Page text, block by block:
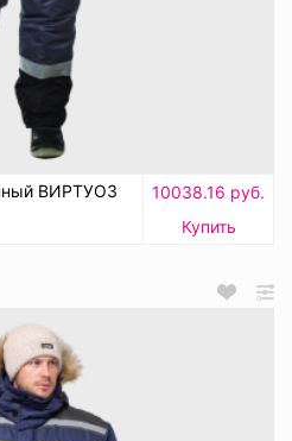
ВИРТУОЗ
10038.16 руб.
Купить